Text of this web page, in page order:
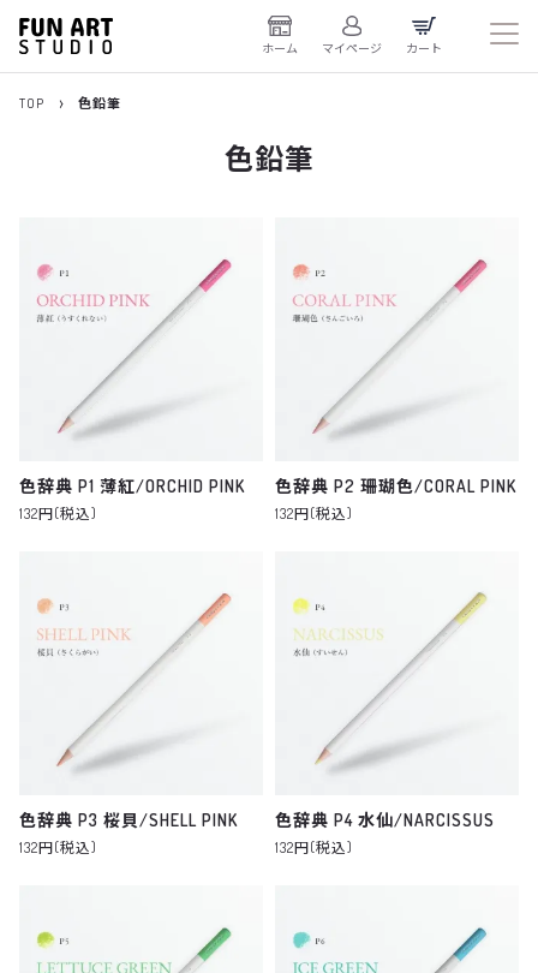
ホーム マイページ カート
TOP 色鉛筆
色鉛筆
色辞典 P1 薄紅/ORCHID PINK
132円(税込)
色辞典 P2 珊瑚色/CORAL PINK
132円(税込)
色辞典 P3 桜貝/SHELL PINK
132円(税込)
色辞典 P4 水仙/NARCISSUS
132円(税込)